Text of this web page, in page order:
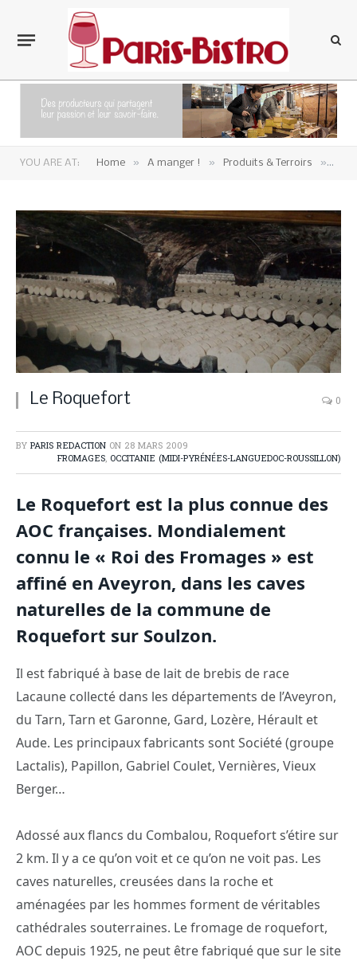
YOU ARE AT: Home » A manger ! » Produits & Terroirs »
Le Roquefort 0
BY PARIS REDACTION ON 28 MARS 2009
FROMAGES, OCCITANIE (MIDI-PYRÉNÉES-LANGUEDOC-ROUSSILLON)
Le Roquefort est la plus connue des
AOC françaises. Mondialement
connu le « Roi des Fromages » est
affiné en Aveyron, dans les caves
naturelles de la commune de
Roquefort sur Soulzon.
Il est fabriqué à base de lait de brebis de race
Lacaune collecté dans les départements de l’Aveyron,
du Tarn, Tarn et Garonne, Gard, Lozère, Hérault et
Aude. Les principaux fabricants sont Société (groupe
Lactalis), Papillon, Gabriel Coulet, Vernières, Vieux
Berger…
Adossé aux flancs du Combalou, Roquefort s’étire sur
2 km. Il y a ce qu’on voit et ce qu’on ne voit pas. Les
caves naturelles, creusées dans la roche et
aménagées par les hommes forment de véritables
cathédrales souterraines. Le fromage de roquefort,
AOC depuis 1925, ne peut être fabriqué que sur le site